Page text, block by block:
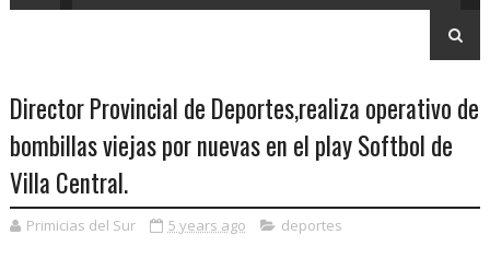
Director Provincial de Deportes,realiza operativo de
bombillas viejas por nuevas en el play Softbol de
Villa Central.
Primicias del Sur 5 years ago deportes